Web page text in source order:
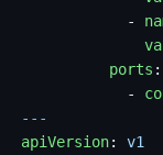
            -
          ports
:
            -
---
apiVersion: v1